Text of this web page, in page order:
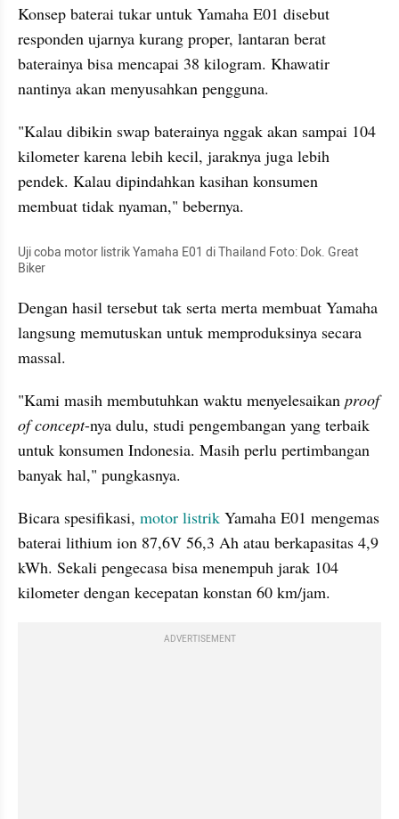
Konsep baterai tukar untuk Yamaha E01 disebut
responden ujarnya kurang proper, lantaran berat
baterainya bisa mencapai 38 kilogram. Khawatir
nantinya akan menyusahkan pengguna.
"Kalau dibikin swap baterainya nggak akan sampai 104
kilometer karena lebih kecil, jaraknya juga lebih
pendek. Kalau dipindahkan kasihan konsumen
membuat tidak nyaman," bebernya.
Uji coba motor listrik Yamaha E01 di Thailand Foto: Dok. Great
Biker
Dengan hasil tersebut tak serta merta membuat Yamaha
langsung memutuskan untuk memproduksinya secara
massal.
"Kami masih membutuhkan waktu menyelesaikan proof
of concept-nya dulu, studi pengembangan yang terbaik
untuk konsumen Indonesia. Masih perlu pertimbangan
banyak hal," pungkasnya.
Bicara spesifikasi, motor listrik Yamaha E01 mengemas
baterai lithium ion 87,6V 56,3 Ah atau berkapasitas 4,9
kWh. Sekali pengecasa bisa menempuh jarak 104
kilometer dengan kecepatan konstan 60 km/jam.
ADVERTISEMENT